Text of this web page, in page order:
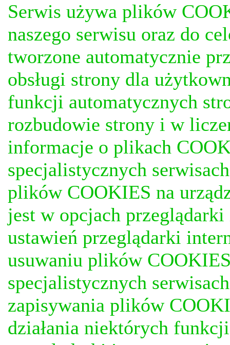
Serwis używa plików
naszego serwisu oraz do
tworzone automatycznie
obsługi strony dla
funkcji automatycznych
rozbudowie strony i w
informacje o plikach
specjalistycznych
plików COOKIES na
jest w opcjach
ustawień przeglądarki
usuwaniu plików
specjalistycznych
zapisywania plików
działania niektórych